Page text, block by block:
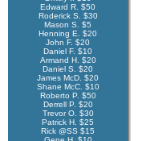
Edward R. $50
Roderick S. $30
Mason S. $5
Henning E. $20
John F. $20
Daniel F. $10
Armand H. $20
Daniel S. $20
James McD. $20
Shane McC. $10
Roberto P. $50
Derrell P. $20
Trevor O. $30
Patrick H. $25
Rick @SS $15